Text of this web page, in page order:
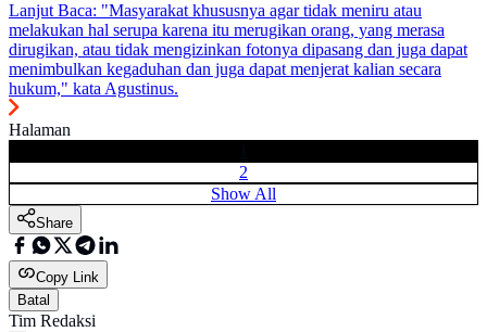
Lanjut Baca: "Masyarakat khususnya agar tidak meniru atau
melakukan hal serupa karena itu merugikan orang, yang merasa
dirugikan, atau tidak mengizinkan fotonya dipasang dan juga dapat
menimbulkan kegaduhan dan juga dapat menjerat kalian secara
hukum," kata Agustinus.
Halaman
2
Show All
Share
Copy Link
Batal
Tim Redaksi